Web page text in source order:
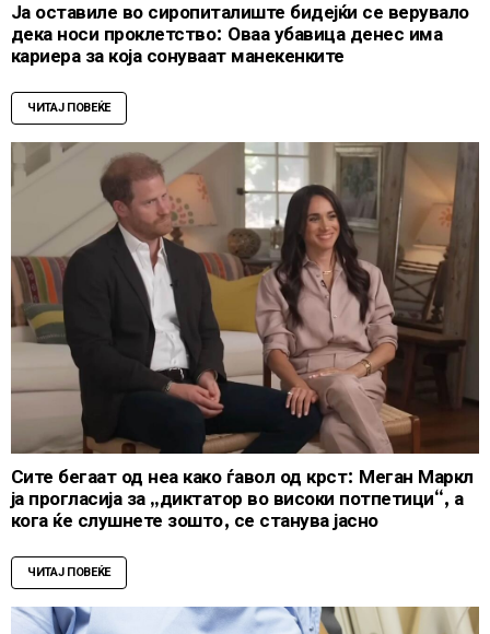
Ја оставиле во сиропиталиште бидејќи се верувало
дека носи проклетство: Оваа убавица денес има
кариера за која сонуваат манекенките
ЧИТАЈ ПОВЕЌЕ
Сите бегаат од неа како ѓавол од крст: Меган Маркл
ја прогласија за „диктатор во високи потпетици“, а
кога ќе слушнете зошто, се станува јасно
ЧИТАЈ ПОВЕЌЕ